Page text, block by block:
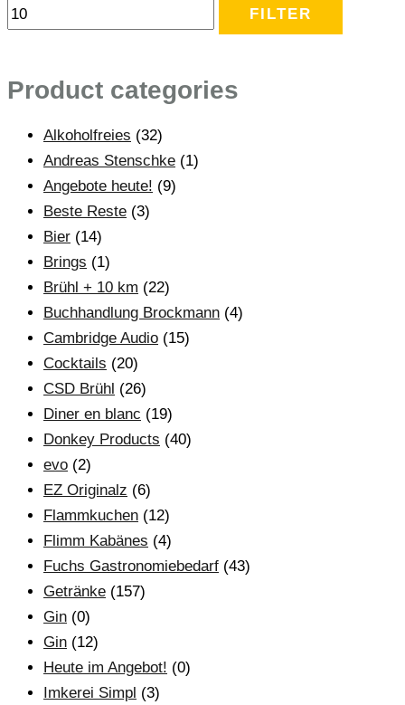
FILTER
Product categories
Alkoholfreies (32)
Andreas Stenschke (1)
Angebote heute! (9)
Beste Reste (3)
Bier (14)
Brings (1)
Brühl + 10 km (22)
Buchhandlung Brockmann (4)
Cambridge Audio (15)
Cocktails (20)
CSD Brühl (26)
Diner en blanc (19)
Donkey Products (40)
evo (2)
EZ Originalz (6)
Flammkuchen (12)
Flimm Kabänes (4)
Fuchs Gastronomiebedarf (43)
Getränke (157)
Gin (0)
Gin (12)
Heute im Angebot! (0)
Imkerei Simpl (3)